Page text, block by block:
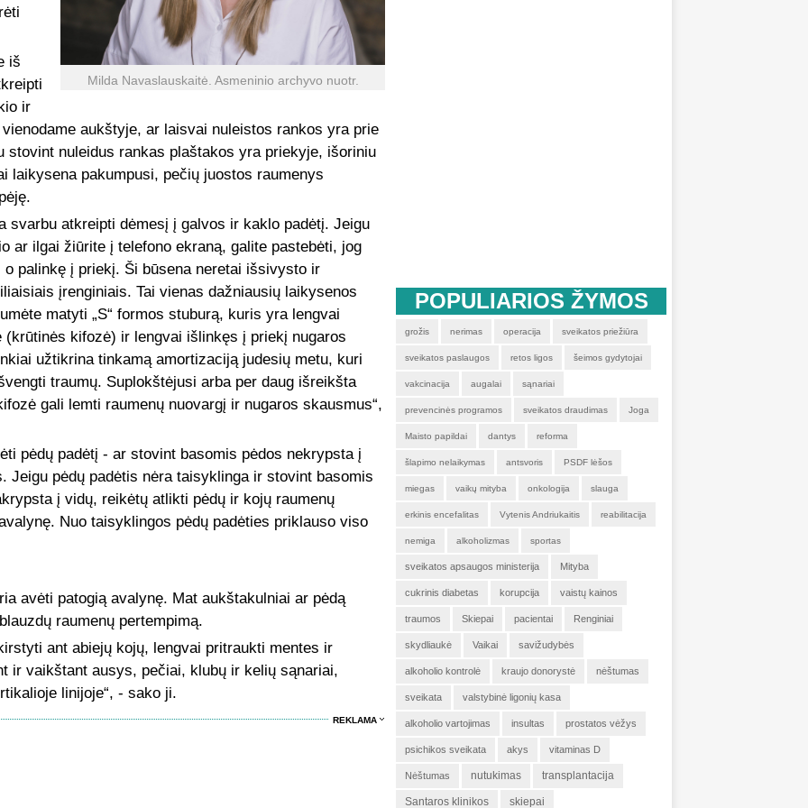
Milda Navaslauskaitė. Asmeninio archyvo nuotr.
iš
ir
aukštyje, ar laisvai nuleistos rankos yra prie
nuleidus rankas plaštakos yra priekyje, išoriniu
laikysena pakumpusi, pečių juostos raumenys
svarbu atkreipti dėmesį į galvos ir kaklo padėtį. Jeigu
ar ilgai žiūrite į telefono ekraną, galite pastebėti, jog
palinkę į priekį. Ši būsena neretai išsivysto ir
įrenginiais. Tai vienas dažniausių laikysenos
matyti „S“ formos stuburą, kuris yra lengvai
kifozė) ir lengvai išlinkęs į priekį nugaros
užtikrina tinkamą amortizaciją judesių metu, kuri
traumų. Suplokštėjusi arba per daug išreikšta
gali lemti raumenų nuovargį ir nugaros skausmus“,
pėdų padėtį - ar stovint basomis pėdos nekrypsta į
Jeigu pėdų padėtis nėra taisyklinga ir stovint basomis
į vidų, reikėtų atlikti pėdų ir kojų raumenų
Nuo taisyklingos pėdų padėties priklauso viso
avėti patogią avalynę. Mat aukštakulniai ar pėdą
raumenų pertempimą.
ant abiejų kojų, lengvai pritraukti mentes ir
ir vaikštant ausys, pečiai, klubų ir kelių sąnariai,
linijoje“, - sako ji.
REKLAMA
POPULIARIOS ŽYMOS
grožis nerimas operacija sveikatos priežiūra
sveikatos paslaugos retos ligos šeimos gydytojai
vakcinacija augalai sąnariai
prevencinės programos sveikatos draudimas Joga
Maisto papildai dantys reforma
šlapimo nelaikymas antsvoris PSDF lėšos
miegas vaikų mityba onkologija slauga
erkinis encefalitas Vytenis Andriukaitis reabilitacija
nemiga alkoholizmas sportas
sveikatos apsaugos ministerija Mityba
cukrinis diabetas korupcija vaistų kainos
traumos Skiepai pacientai Renginiai
skydliaukė Vaikai savižudybės
alkoholio kontrolė kraujo donorystė nėštumas
sveikata valstybinė ligonių kasa
alkoholio vartojimas insultas prostatos vėžys
psichikos sveikata akys vitaminas D
Nėštumas nutukimas transplantacija
Santaros klinikos skiepai